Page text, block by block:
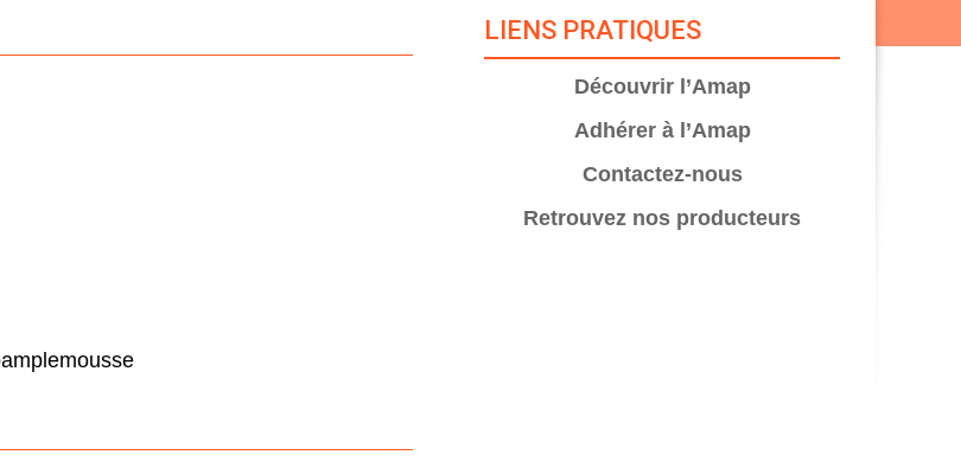
LIENS PRATIQUES
Découvrir l’Amap
Adhérer à l’Amap
Contactez-nous
Retrouvez nos producteurs